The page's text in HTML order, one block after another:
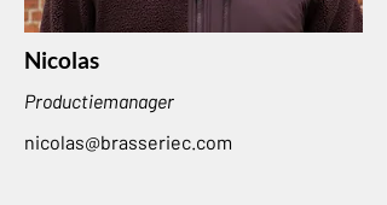
Nicolas
Productiemanager
nicolas@brasseriec.com